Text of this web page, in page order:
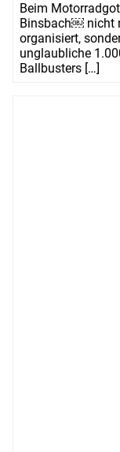
Beim
Binsbach￼ nicht
organisiert,
unglaubliche
Ballbusters […]